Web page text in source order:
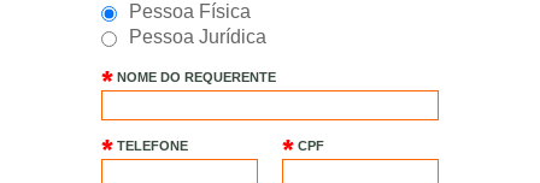
Pessoa Física
Pessoa Jurídica
NOME DO REQUERENTE
TELEFONE CPF